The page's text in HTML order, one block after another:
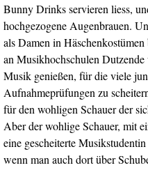
Bunny Drinks servieren liess,
hochgezogene Augenbrauen.
als Damen in
an Musikhochschulen
Musik genießen, für die viele
Aufnahmeprüfungen zu
für den wohligen Schauer der
Aber der wohlige Schauer, mit
eine gescheiterte
wenn man auch dort über